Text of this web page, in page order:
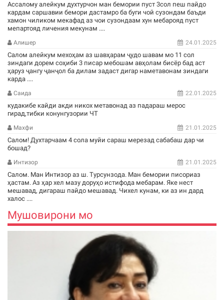
Ассалому алейкум духтурчон ман бемории пуст 3сол пеш пайдо
кардам саршавии бемори дастамро ба буги чой сузондам баъди
хамон чиликом мекафад аз чои сузондаам хун мебарояд пуст
мепартояд личения мекунам ....
Алишер 24.01.2025
Салом алейкум мехоҳам аз шавҳарам ҷудо шавам мо 11 сол
зиндаги дорем соҳиби 3 писар мебошам авҳолам бисёр бад аст
ҳаруз ҷангу ҷанҷол ба дилам задаст дигар наметавонам зиндаги
карда ....
Саида 22.01.2025
кудакибе кайди акди никох метавонад аз падараш мерос
гирад,тибки конунгузории ЧТ
Махфи 21.01.2025
Салом! Духтарчаам 4 сола муйи сараш мерезад сабабаш дар чи
бошад?
Интизор 21.01.2025
Салом. Ман Интизор аз ш. Турсунзода. Ман бемории писориаз
ҳастам. Аз ҳар хел мазу доруҳо истифода мебарам. Яке нест
мешавад, дигараш пайдо мешавад. Чихел кунам, ки аз ин дард
халос ....
Мушовирони мо